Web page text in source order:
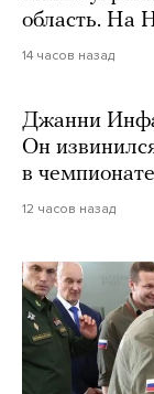
область. На
14 часов назад
Джанни
Он
в
12 часов назад